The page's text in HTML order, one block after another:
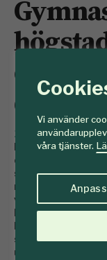
Vi använder
våra tjänster.
om
dagar
28 maj 2013
Kvinnersta
dagar.
svarade på
med skog, jord
var kopplat till
besökande
sex teman:
utbildning, fritid i